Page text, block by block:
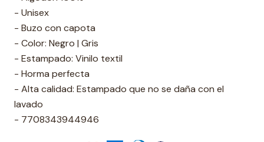
- Unisex
- Buzo con capota
- Color: Negro | Gris
- Estampado: Vinilo textil
- Horma perfecta
- Alta calidad: Estampado que no se daña con el
lavado
- 7708343944946